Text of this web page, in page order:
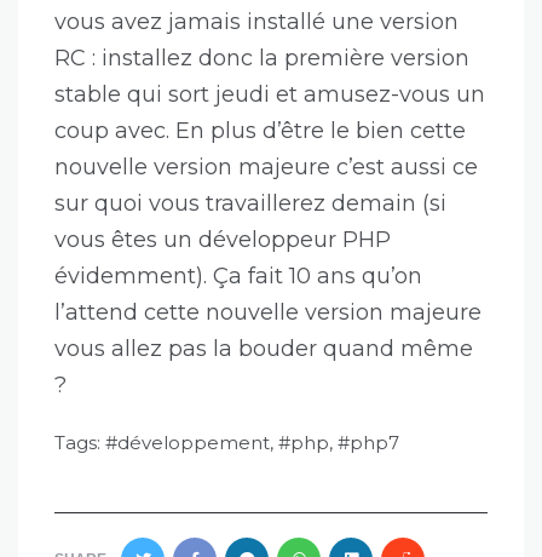
vous avez jamais installé une version
RC : installez donc la première version
stable qui sort jeudi et amusez-vous un
coup avec. En plus d’être le bien cette
nouvelle version majeure c’est aussi ce
sur quoi vous travaillerez demain (si
vous êtes un développeur PHP
évidemment). Ça fait 10 ans qu’on
l’attend cette nouvelle version majeure
vous allez pas la bouder quand même
?
Tags: développement, php, php7